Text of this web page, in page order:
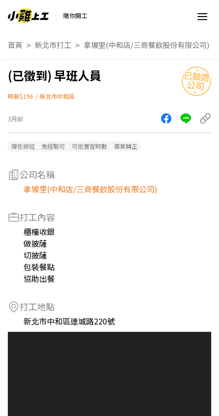
隨你開工
首頁 新北市打工 拿坡里(中和店/三商餐飲股份有限公司)
早班人員
時薪$196 / 新北市中和區
3月前
彈性排班 免經驗可 可抵實習時數 畢業轉正
公司名稱
拿坡里(中和店/三商餐飲股份有限公司)
打工內容
櫃檯收銀
做披薩
切披薩
包裝餐點
協助出餐
打工地點
新北市中和區連城路220號